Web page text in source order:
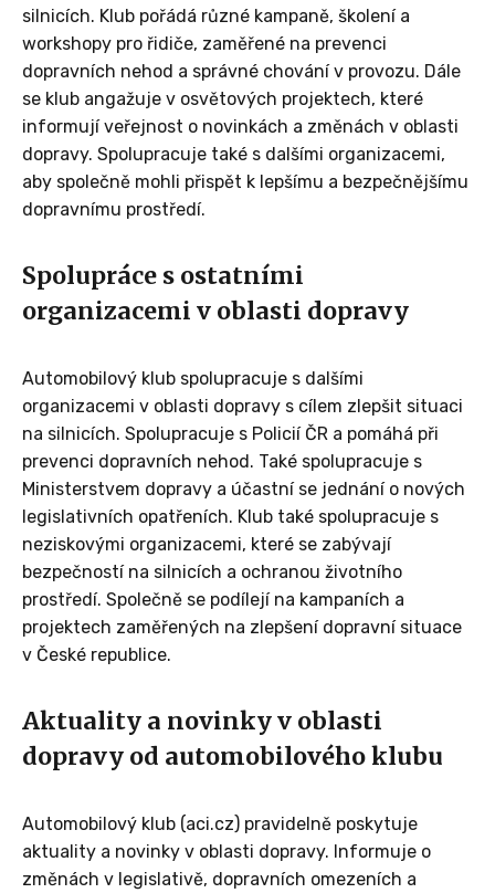
silnicích. Klub pořádá různé kampaně, školení a
workshopy pro řidiče, zaměřené na prevenci
dopravních nehod a správné chování v provozu. Dále
se klub angažuje v osvětových projektech, které
informují veřejnost o novinkách a změnách v oblasti
dopravy. Spolupracuje také s dalšími organizacemi,
aby společně mohli přispět k lepšímu a bezpečnějšímu
dopravnímu prostředí.
Spolupráce s ostatními
organizacemi v oblasti dopravy
Automobilový klub spolupracuje s dalšími
organizacemi v oblasti dopravy s cílem zlepšit situaci
na silnicích. Spolupracuje s Policií ČR a pomáhá při
prevenci dopravních nehod. Také spolupracuje s
Ministerstvem dopravy a účastní se jednání o nových
legislativních opatřeních. Klub také spolupracuje s
neziskovými organizacemi, které se zabývají
bezpečností na silnicích a ochranou životního
prostředí. Společně se podílejí na kampaních a
projektech zaměřených na zlepšení dopravní situace
v České republice.
Aktuality a novinky v oblasti
dopravy od automobilového klubu
Automobilový klub (aci.cz) pravidelně poskytuje
aktuality a novinky v oblasti dopravy. Informuje o
změnách v legislativě, dopravních omezeních a